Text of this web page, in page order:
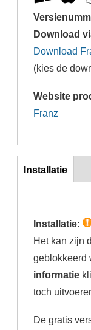
Download
Download
(kies de
Website
Franz
inst
Installatie
Installatie:
Het kan zijn
geblokkeerd
informatie
toch
De gratis